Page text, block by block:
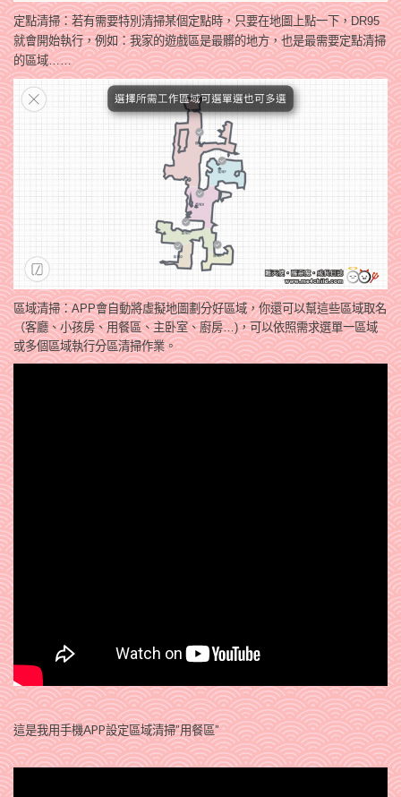
定點清掃：若有需要特別清掃某個定點時，只要在地圖上點一下，DR95
就會開始執行，例如：我家的遊戲區是最髒的地方，也是最需要定點清掃
的區域……
區域清掃：APP會自動將虛擬地圖劃分好區域，你還可以幫這些區域取名
（客廳、小孩房、用餐區、主卧室、廚房…)，可以依照需求選單一區域
或多個區域執行分區清掃作業。
這是我用手機APP設定區域清掃”用餐區”